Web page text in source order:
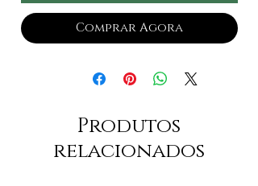
Comprar Agora
Produtos
relacionados